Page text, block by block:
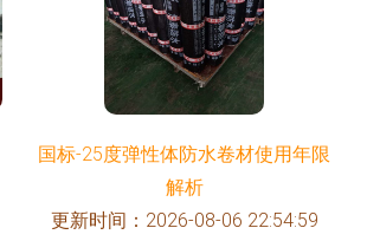
国标-25度弹性体防水卷材使用年限
解析
更新时间：2026-08-06 22:54:59